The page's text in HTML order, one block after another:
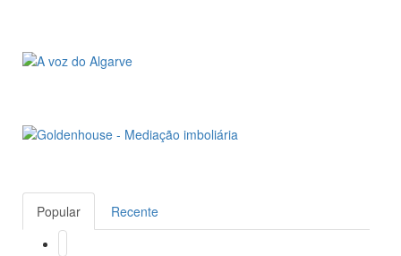
Popular Recente